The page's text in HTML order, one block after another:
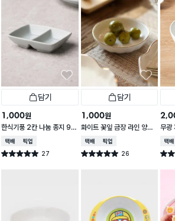
담기
1,000원
한식기풍 2칸 나눔 종지 9 c
m
택배배송매장픽업
별점 5.0점 27
건 작성
담기
1,000원
화이트 꽃잎 금장 라인 양각
종지 10 cm
택배배송매장픽업
별점 5.0점 26
건 작성
무광
접
택배
별점